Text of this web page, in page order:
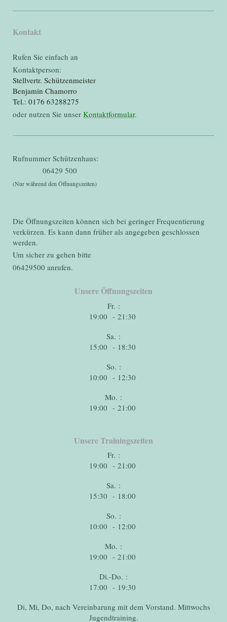
Kontakt
Rufen Sie einfach an
Kontaktperson:
Stellvertr. Schützenmeister
Benjamin Chamorro
Tel.: 0176 63288275
oder nutzen Sie unser Kontaktformular.
Rufnummer Schützenhaus:
06429 500
(Nur während den Öffnungszeiten)
Die Öffnungszeiten können sich bei geringer Frequentierung
verkürzen. Es kann dann früher als angegeben geschlossen
werden.
Um sicher zu gehen bitte
06429500 anrufen.
Unsere Öffnungszeiten
Fr. :
19:00 - 21:30
Sa. :
15:00 - 18:30
So. :
10:00 - 12:30
Mo. :
19:00 - 21:00
Unsere Trainingszeiten
Fr. :
19:00 - 21:00
Sa. :
15:30 - 18:00
So. :
10:00 - 12:00
Mo. :
19:00 - 21:00
Di.-Do. :
17:00 - 19:30
Di, Mi, Do, nach Vereinbarung mit dem Vorstand. Mittwochs
Jugendtraining.